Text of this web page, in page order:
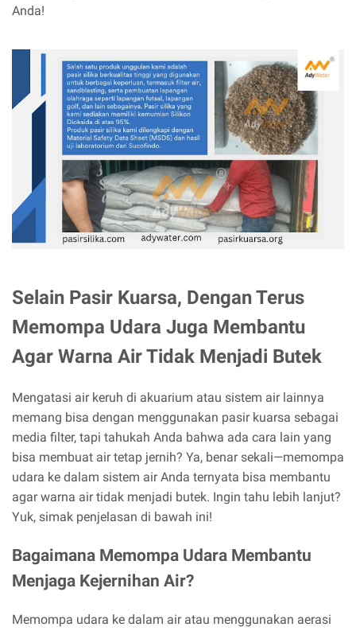
Anda!
Selain Pasir Kuarsa, Dengan Terus
Memompa Udara Juga Membantu
Agar Warna Air Tidak Menjadi Butek
Mengatasi air keruh di akuarium atau sistem air lainnya
memang bisa dengan menggunakan pasir kuarsa sebagai
media filter, tapi tahukah Anda bahwa ada cara lain yang
bisa membuat air tetap jernih? Ya, benar sekali—memompa
udara ke dalam sistem air Anda ternyata bisa membantu
agar warna air tidak menjadi butek. Ingin tahu lebih lanjut?
Yuk, simak penjelasan di bawah ini!
Bagaimana Memompa Udara Membantu
Menjaga Kejernihan Air?
Memompa udara ke dalam air atau menggunakan aerasi